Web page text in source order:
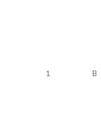
1 B